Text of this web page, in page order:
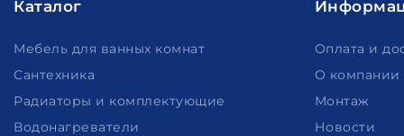
Каталог
Мебель для ванных комнат
Сантехника
Радиаторы и комплектующие
Водонагреватели
Оплата и
О компании
Монтаж
Новости